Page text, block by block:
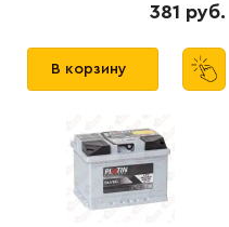
381 руб.
В корзину